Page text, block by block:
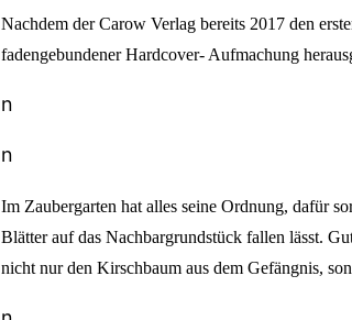
Nachdem der Carow Verlag bereits 2017 den
fadengebundener Hardcover- Aufmachung
n
n
Im Zaubergarten hat alles seine Ordnung, dafür
Blätter auf das Nachbargrundstück fallen lässt.
nicht nur den Kirschbaum aus dem Gefängnis,